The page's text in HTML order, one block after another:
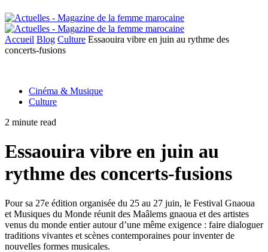
Accueil Blog Culture Essaouira vibre en juin au rythme des
concerts-fusions
Cinéma & Musique
Culture
2 minute read
Essaouira vibre en juin au
rythme des concerts-fusions
Pour sa 27e édition organisée du 25 au 27 juin, le Festival Gnaoua
et Musiques du Monde réunit des Maâlems gnaoua et des artistes
venus du monde entier autour d’une même exigence : faire dialoguer
traditions vivantes et scènes contemporaines pour inventer de
nouvelles formes musicales.